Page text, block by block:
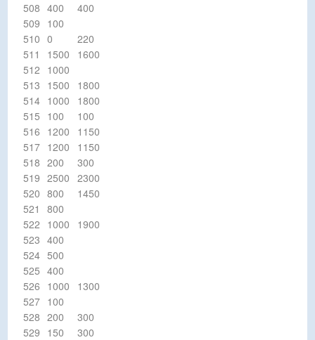
508 400
400
509 100
510 0
220
511
1500
1600
512 1000
513 1500
1800
514 1000
1800
515 100
100
516 1200
1150
517 1200
1150
518 200
300
519 2500
2300
520 800
1450
521
800
522 1000
1900
523 400
524 500
525 400
526 1000
1300
527 100
528 200
300
529 150
300